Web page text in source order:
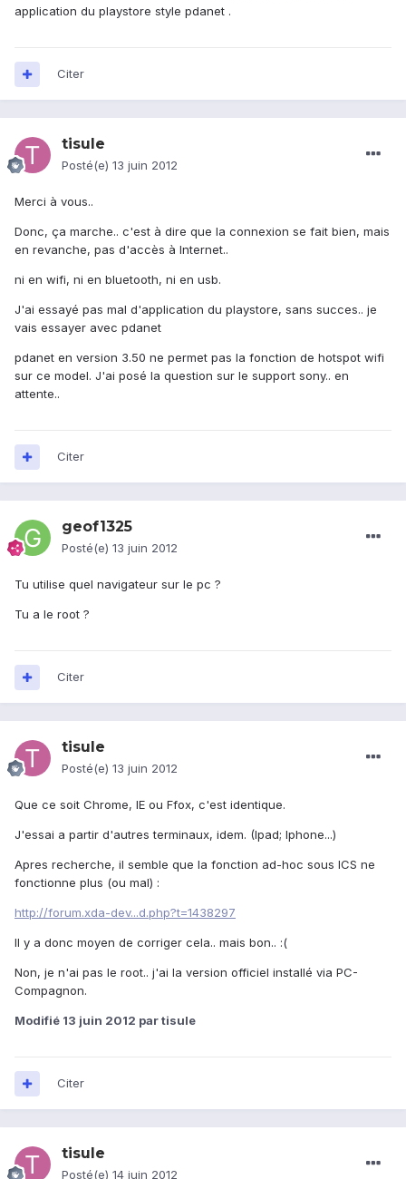
application du playstore style pdanet .
Citer
tisule
Posté(e) 13 juin 2012
Merci à vous..
Donc, ça marche.. c'est à dire que la connexion se fait bien, mais
en revanche, pas d'accès à Internet..
ni en wifi, ni en bluetooth, ni en usb.
J'ai essayé pas mal d'application du playstore, sans succes.. je
vais essayer avec pdanet
pdanet en version 3.50 ne permet pas la fonction de hotspot wifi
sur ce model. J'ai posé la question sur le support sony.. en
attente..
Citer
geof1325
Posté(e) 13 juin 2012
Tu utilise quel navigateur sur le pc ?
Tu a le root ?
Citer
tisule
Posté(e) 13 juin 2012
Que ce soit Chrome, IE ou Ffox, c'est identique.
J'essai a partir d'autres terminaux, idem. (Ipad; Iphone...)
Apres recherche, il semble que la fonction ad-hoc sous ICS ne
fonctionne plus (ou mal) :
http://forum.xda-dev...d.php?t=1438297
Il y a donc moyen de corriger cela.. mais bon.. :(
Non, je n'ai pas le root.. j'ai la version officiel installé via PC-
Compagnon.
Modifié 13 juin 2012 par tisule
Citer
tisule
Posté(e) 14 juin 2012